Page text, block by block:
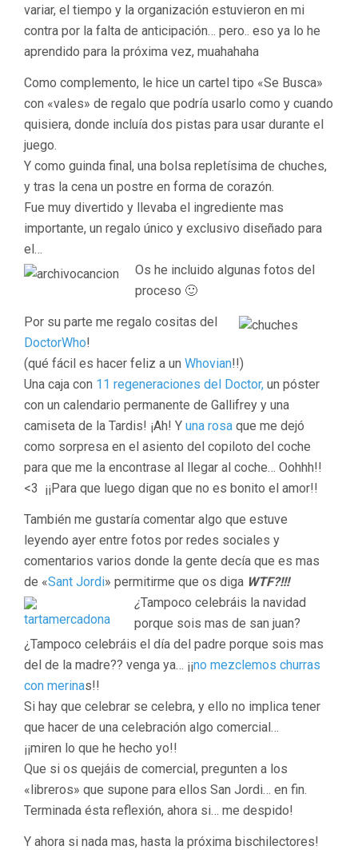
variar, el tiempo y la organización estuvieron en mi
contra por la falta de anticipación… pero.. eso ya lo he
aprendido para la próxima vez, muahahaha
Como complemento, le hice un cartel tipo «Se Busca»
con «vales» de regalo que podría usarlo como y cuando
quisiera, donde incluía dos pistas para usar durante el
juego.
Y como guinda final, una bolsa repletísima de chuches,
y tras la cena un postre en forma de corazón.
Fue muy divertido y llevaba el ingrediente mas
importante, un regalo único y exclusivo diseñado para
el…
Os he incluido algunas fotos del
proceso 🙂
Por su parte me regalo cositas del
DoctorWho!
(qué fácil es hacer feliz a un Whovian!!)
Una caja con 11 regeneraciones del Doctor, un póster
con un calendario permanente de Gallifrey y una
camiseta de la Tardis! ¡Ah! Y una rosa que me dejó
como sorpresa en el asiento del copiloto del coche
para que me la encontrase al llegar al coche… Oohhh!!
<3 ¡¡Para que luego digan que no es bonito el amor!!
También me gustaría comentar algo que estuve
leyendo ayer entre fotos por redes sociales y
comentarios varios donde la gente decía que es mas
de «Sant Jordi» permitirme que os diga WTF?!!!
¿Tampoco celebráis la navidad
porque sois mas de san juan?
¿Tampoco celebráis el día del padre porque sois mas
del de la madre?? venga ya… ¡¡no mezclemos churras
con merinas!!
Si hay que celebrar se celebra, y ello no implica tener
que hacer de una celebración algo comercial…
¡¡miren lo que he hecho yo!!
Que si os quejáis de comercial, pregunten a los
«libreros» que supone para ellos San Jordi… en fin.
Terminada ésta reflexión, ahora si… me despido!
Y ahora si nada mas, hasta la próxima bischilectores!